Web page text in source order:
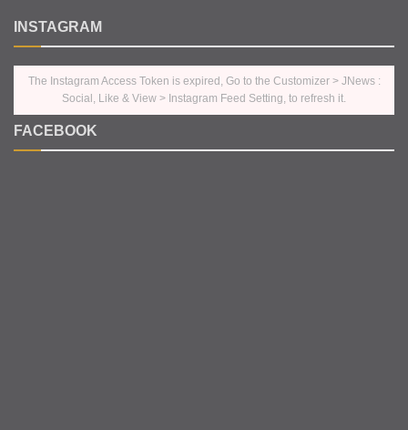
INSTAGRAM
The Instagram Access Token is expired, Go to the Customizer > JNews :
Social, Like & View > Instagram Feed Setting, to refresh it.
FACEBOOK